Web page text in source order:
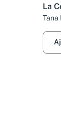
La
Tana